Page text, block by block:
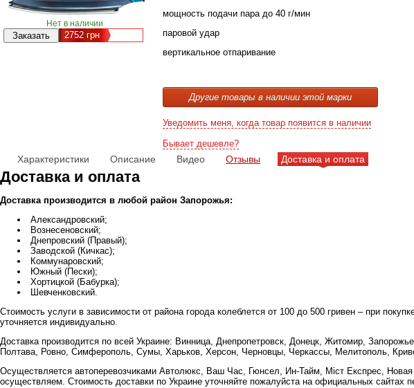
Нет в наличии
2752 грн
мощность подачи пара до 40 г/мин
паровой удар
вертикальное отпаривание
Другие товары в наличии этой марки
Уведомить меня, когда товар появится в наличии
Бывает дешевле?
Характеристики Описание Видео Отзывы Доставка и оплата
Доставка и оплата
Доставка производится в любой район Запорожья:
Александровский;
Вознесеновский;
Днепровский (Правый);
Заводской (Кичкас);
Коммунаровский;
Южный (Пески);
Хортицкой (Бабурка);
Шевченковский.
Стоимость услуги в зависимости от района города колеблется от 100 до 500 гривен – при
уточняется индивидуально.
Доставка производится по всей Украине: Винница, Днепропетровск, Донецк, Житомир,
Полтава, Ровно, Симферополь, Сумы, Харьков, Херсон, Черновцы, Черкассы, Мелитополь,
Осуществляется автоперевозчиками Автолюкс, Ваш Час, Гюнсел, Ин-Тайм, Міст Експрес,
осуществляем. Стоимость доставки по Украине уточняйте пожалуйста на официальных сайтах